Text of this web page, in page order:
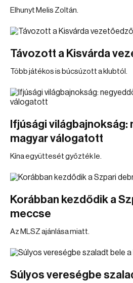
Elhunyt Melis Zoltán.
Távozott a Kisvárda
Több játékos is búcsúzott a klubtól.
Ifjúsági
magyar válogatott
Kína együttesét győzték le.
Korábban kezdődik a
meccse
Az MLSZ ajánlása miatt.
Súlyos vereségbe